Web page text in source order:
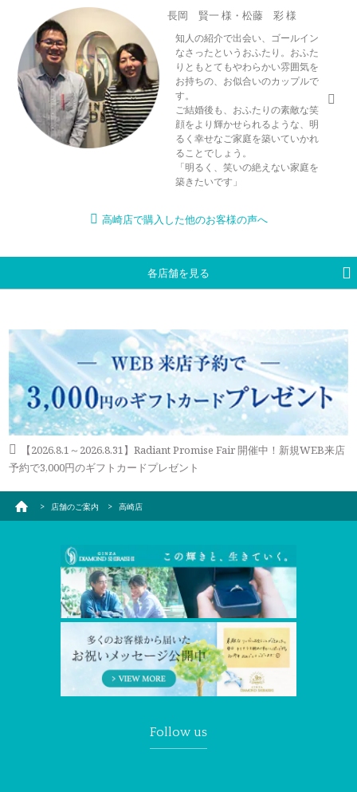
長岡 賢一 様・松藤 彩 様
知人の紹介で出会い、ゴールイン
なさったというおふたり。おふた
りともとてもやわらかい雰囲気を
お持ちの、お似合いのカップルで
す。
ご結婚後も、おふたりの素敵な笑
顔をより輝かせられるような、明
るく幸せなご家庭を築いていかれ
ることでしょう。
「明るく、笑いの絶えない家庭を
築きたいです」
高崎店で購入した他のお客様の声へ
各店舗を見る
【2026.8.1～2026.8.31】Radiant Promise Fair 開催中！新規WEB来店
予約で3,000円のギフトカードプレゼント
店舗のご案内 高崎店
Follow us